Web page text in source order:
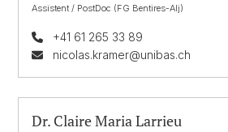
Assistent / PostDoc (FG Bentires-Alj)
+41 61 265 33 89
nicolas.kramer@unibas.ch
Dr. Claire Maria Larrieu